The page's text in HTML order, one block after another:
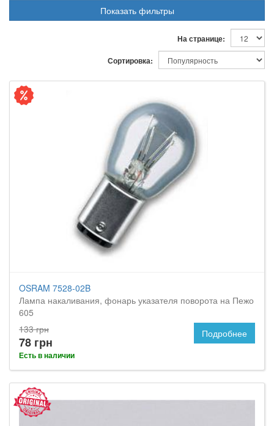
Показать фильтры
На странице:
Сортировка:
OSRAM 7528-02B
Лампа накаливания, фонарь указателя поворота на Пежо
605
133 грн
78 грн
Есть в наличии
Подробнее